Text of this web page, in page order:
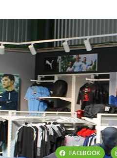
FACEBOOK